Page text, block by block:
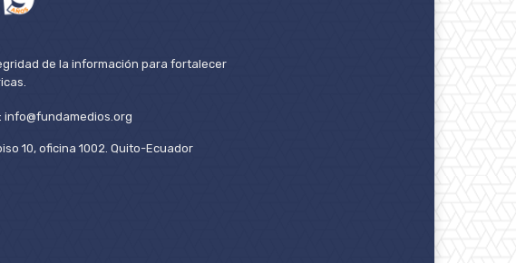
de la información para fortalecer
10, oficina 1002. Quito-Ecuador